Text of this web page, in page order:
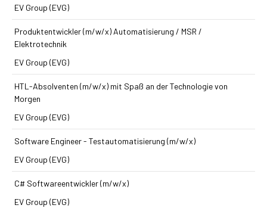
EV Group (EVG)
Produkt­entwickler (m/w/x) Automatisierung / MSR /
Elektrotechnik
EV Group (EVG)
HTL-Absolventen (m/w/x) mit Spaß an der Technologie von
Morgen
EV Group (EVG)
Software Engineer - Testautomatisierung (m/w/x)
EV Group (EVG)
C# Softwareentwickler (m/w/x)
EV Group (EVG)